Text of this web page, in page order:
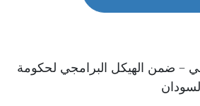
ضمن الهيكل البرامجي لحكومة